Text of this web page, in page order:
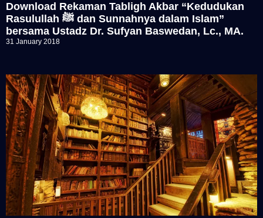
Download Rekaman Tabligh Akbar “Kedudukan
Rasulullah ﷺ dan Sunnahnya dalam Islam”
bersama Ustadz Dr. Sufyan Baswedan, Lc., MA.
31 January 2018